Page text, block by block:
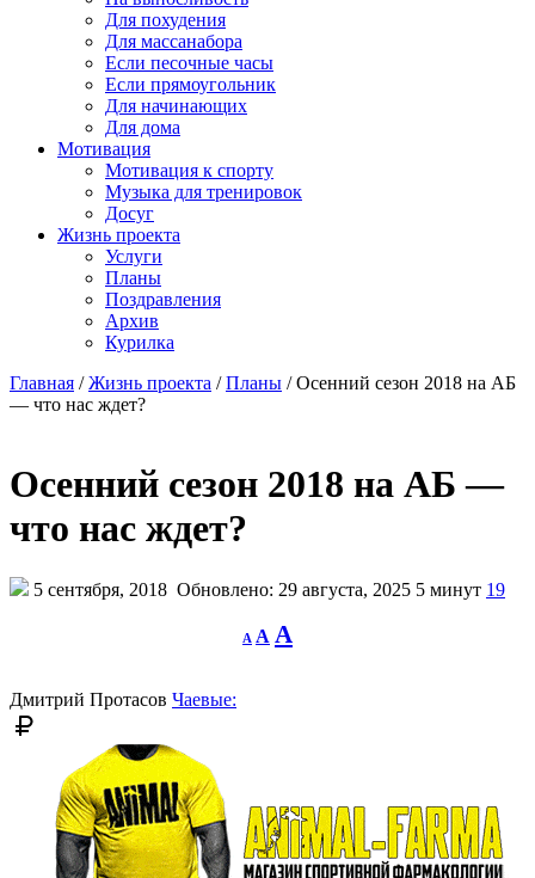
Для похудения
Для массанабора
Если песочные часы
Если прямоугольник
Для начинающих
Для дома
Мотивация
Мотивация к спорту
Музыка для тренировок
Досуг
Жизнь проекта
Услуги
Планы
Поздравления
Архив
Курилка
Главная / Жизнь проекта / Планы / Осенний сезон 2018 на АБ
— что нас ждет?
Осенний сезон 2018 на АБ —
что нас ждет?
5 сентября, 2018 Обновлено: 29 августа, 2025 5 минут 19
A
Decrease
font
A Reset
font
A
Дмитрий Протасов Чаевые: